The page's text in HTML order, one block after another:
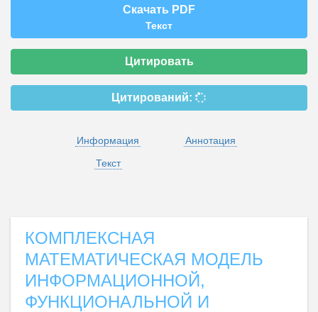
Скачать PDF
Текст
Цитировать
Цитирований:
Информация
Аннотация
Текст
КОМПЛЕКСНАЯ
МАТЕМАТИЧЕСКАЯ МОДЕЛЬ
ИНФОРМАЦИОННОЙ,
ФУНКЦИОНАЛЬНОЙ И